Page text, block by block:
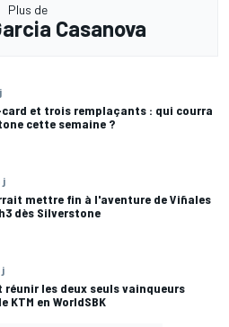
Plus de
Casanova
card et trois remplaçants : qui courra
cette semaine ?
j
mettre fin à l'aventure de Viñales
dès Silverstone
j
réunir les deux seuls vainqueurs
KTM en WorldSBK